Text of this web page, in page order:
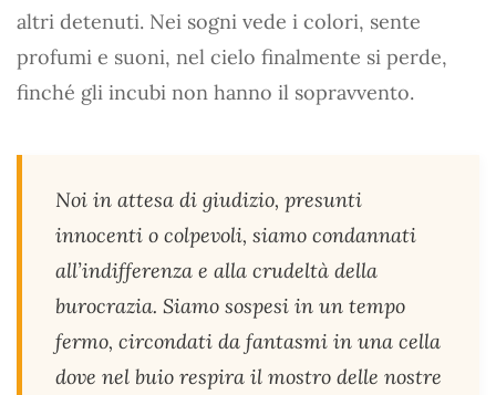
altri detenuti. Nei sogni vede i colori, sente
profumi e suoni, nel cielo finalmente si perde,
finché gli incubi non hanno il sopravvento.
Noi in attesa di giudizio, presunti
innocenti o colpevoli, siamo condannati
all’indifferenza e alla crudeltà della
burocrazia. Siamo sospesi in un tempo
fermo, circondati da fantasmi in una cella
dove nel buio respira il mostro delle nostre